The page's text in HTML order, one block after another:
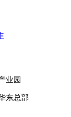
业园
东总部